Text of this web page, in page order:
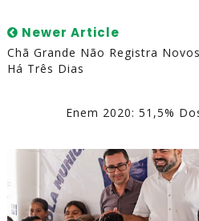
Newer Article
Chã Grande Não Registra
Há Três Dias
Enem 2020: 51,5%